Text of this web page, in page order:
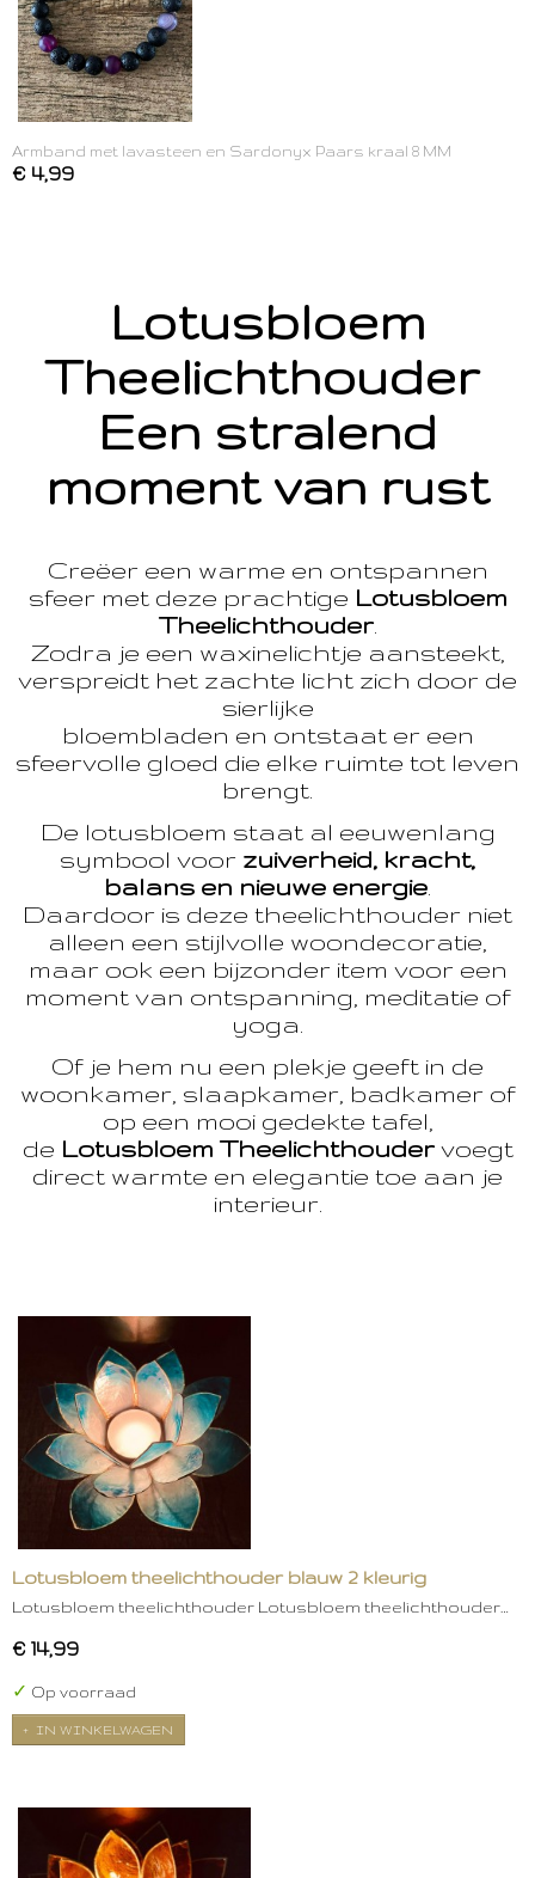
Armband met lavasteen en Sardonyx Paars kraal 8 MM
€ 4,99
Lotusbloem
Theelichthouder
Een stralend
moment van rust
Creëer een warme en ontspannen
sfeer met deze prachtige Lotusbloem
Theelichthouder.
Zodra je een waxinelichtje aansteekt,
verspreidt het zachte licht zich door de
sierlijke
bloembladen en ontstaat er een
sfeervolle gloed die elke ruimte tot leven
brengt.
De lotusbloem staat al eeuwenlang
symbool voor zuiverheid, kracht,
balans en nieuwe energie
Daardoor is deze theelichthouder niet
alleen een stijlvolle woondecoratie,
maar ook een bijzonder item voor een
moment van ontspanning, meditatie of
yoga.
Of je hem nu een plekje geeft in de
woonkamer, slaapkamer, badkamer of
op een mooi gedekte tafel,
de Lotusbloem Theelichthoudervoegt
direct warmte en elegantie toe aan je
interieur.
Lotusbloem theelichthouder blauw 2 kleurig
Lotusbloem theelichthouder Lotusbloem theelichthouder…
€ 14,99
✓ Op voorraad
IN WINKELWAGEN